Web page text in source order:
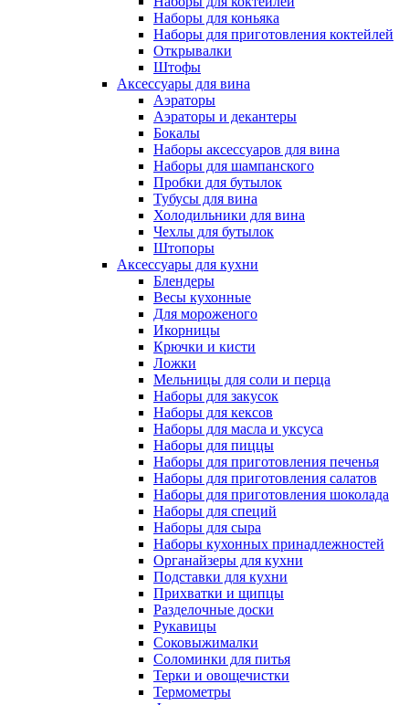
Наборы для коньяка
Наборы для приготовления коктейлей
Открывалки
Штофы
Аксессуары для вина
Аэраторы
Аэраторы и декантеры
Бокалы
Наборы аксессуаров для вина
Наборы для шампанского
Пробки для бутылок
Тубусы для вина
Холодильники для вина
Чехлы для бутылок
Штопоры
Аксессуары для кухни
Блендеры
Весы кухонные
Для мороженого
Икорницы
Крючки и кисти
Ложки
Мельницы для соли и перца
Наборы для закусок
Наборы для кексов
Наборы для масла и уксуса
Наборы для пиццы
Наборы для приготовления печенья
Наборы для приготовления салатов
Наборы для приготовления шоколада
Наборы для специй
Наборы для сыра
Наборы кухонных принадлежностей
Органайзеры для кухни
Подставки для кухни
Прихватки и щипцы
Разделочные доски
Рукавицы
Соковыжималки
Соломинки для питья
Терки и овощечистки
Термометры